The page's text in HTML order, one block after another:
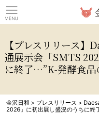
【プレスリリース】
通展示会「SMTS
に終了…”K-発酵食品
金沢日和 > プレスリリース >
2026」に初出展し盛況のうちに終